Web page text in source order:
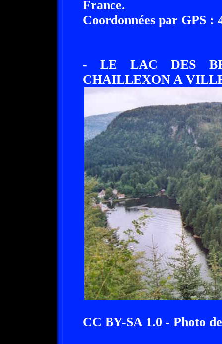
France.
Coordonnées par GPS :
- LE LAC DES
CHAILLEXON A
CC BY-SA 1.0 - Photo